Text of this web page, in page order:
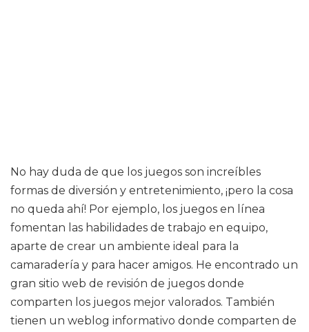
No hay duda de que los juegos son increíbles
formas de diversión y entretenimiento, ¡pero la cosa
no queda ahí! Por ejemplo, los juegos en línea
fomentan las habilidades de trabajo en equipo,
aparte de crear un ambiente ideal para la
camaradería y para hacer amigos. He encontrado un
gran sitio web de revisión de juegos donde
comparten los juegos mejor valorados. También
tienen un weblog informativo donde comparten de